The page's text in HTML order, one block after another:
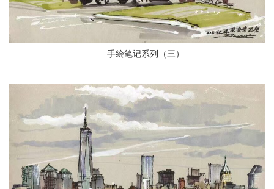
手绘笔记系列（三）